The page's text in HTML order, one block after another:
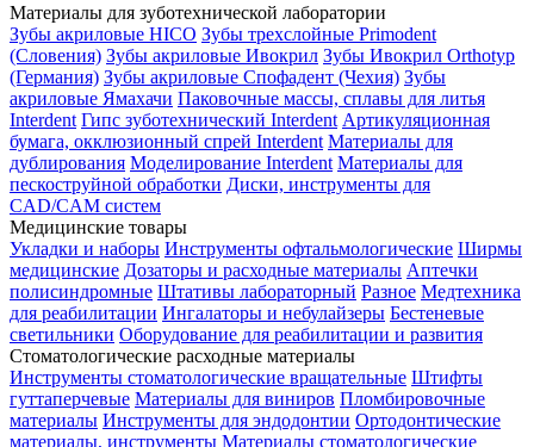
Материалы для зуботехнической лаборатории
Зубы акриловые HICO Зубы трехслойные Primodent
(Словения) Зубы акриловые Ивокрил Зубы Ивокрил Orthotyp
(Германия) Зубы акриловые Спофадент (Чехия) Зубы
акриловые Ямахачи Паковочные массы, сплавы для литья
Interdent Гипс зуботехнический Interdent Артикуляционная
бумага, окклюзионный спрей Interdent Материалы для
дублирования Моделирование Interdent Материалы для
пескоструйной обработки Диски, инструменты для
CAD/CAM систем
Медицинские товары
Укладки и наборы Инструменты офтальмологические Ширмы
медицинские Дозаторы и расходные материалы Аптечки
полисиндромные Штативы лабораторный Разное Медтехника
для реабилитации Ингалаторы и небулайзеры Бестеневые
светильники Оборудование для реабилитации и развития
Стоматологические расходные материалы
Инструменты стоматологические вращательные Штифты
гуттаперчевые Материалы для виниров Пломбировочные
материалы Инструменты для эндодонтии Ортодонтические
материалы, инструменты Материалы стоматологические